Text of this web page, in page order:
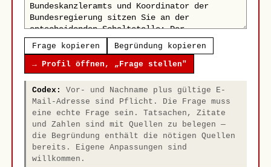
Frage kopieren Begründung kopieren
→ Profil öffnen, „Frage stellen"
Codex:
Vor- und Nachname plus gültige E-
Mail-Adresse sind Pflicht. Die Frage muss
eine echte Frage sein. Tatsachen, Zitate
und Zahlen sind mit Quellen zu belegen —
die Begründung enthält die nötigen Quellen
bereits. Eigene Anpassungen sind
willkommen.